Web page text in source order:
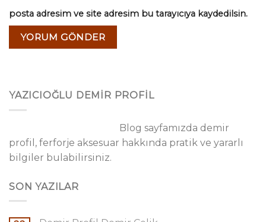
posta adresim ve site adresim bu tarayıcıya kaydedilsin.
YAZICIOĞLU DEMİR PROFİL
Blog sayfamızda demir
profil, ferforje aksesuar hakkında pratik ve yararlı
bilgiler bulabilirsiniz.
SON YAZILAR